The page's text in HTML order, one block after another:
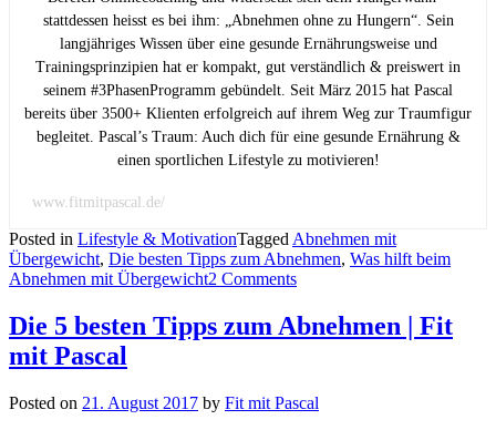
stattdessen heisst es bei ihm: „Abnehmen ohne zu Hungern“. Sein
langjähriges Wissen über eine gesunde Ernährungsweise und
Trainingsprinzipien hat er kompakt, gut verständlich & preiswert in
seinem #3PhasenProgramm gebündelt. Seit März 2015 hat Pascal
bereits über 3500+ Klienten erfolgreich auf ihrem Weg zur Traumfigur
begleitet. Pascal’s Traum: Auch dich für eine gesunde Ernährung &
einen sportlichen Lifestyle zu motivieren!
www.fitmitpascal.de/
Posted in Lifestyle & MotivationTagged Abnehmen mit
Übergewicht, Die besten Tipps zum Abnehmen, Was hilft beim
Abnehmen mit Übergewicht2 Comments
Die 5 besten Tipps zum Abnehmen | Fit
mit Pascal
Posted on 21. August 2017 by Fit mit Pascal